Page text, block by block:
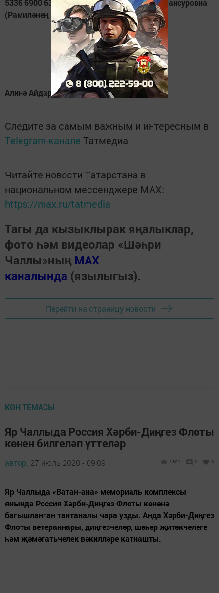
5336 6900 6391 7886 Галиуллина Фирдәүс Мансуровна
(Рамиләнең әнисе).
Алинә Айдарова,Интертат
Следите за самым важным и интересным в
Telegram-канале Татмедиа
Читайте новости Татарстана в
национальном мессенджере MАХ:
https://max.ru/tatmedia
Тагы да кызыклырак яңалыклар,
фото һәм видеолар «Шәһри
Чаллы»ның MAX
каналында (язылыгыз).
Перейти на страницу новости
КӨН ТЕМАСЫ
Яр Чаллыда Россия Хәрби-Диңгез Флоты
көнен билгеләп үттеләр
автор, 27 июль 2020 - 09:09 1301 0 0
Яр Чаллыда «Ватан-ана» мемориаль комплексы
янында Россия Хәрби-Диңгез Флоты көненә
багышланган тантаналы чара узды. Анда Хәрби-Диңгез
Флоты ветераннары, диңгезчеләр, шәһәр җитәкчелеге
һәм җәмәгатьчелек вәкилләре катнашты.